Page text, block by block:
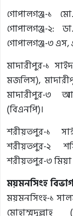
গোপালগঞ্জ-১
গোপালগঞ্জ-২:
গোপালগঞ্জ-৩ এস,
মাদারীপুর-১
মজলিস),
মাদারীপুর-৩
(বিএনপি)।
শরীয়তপুর-১
শরীয়তপুর-২
শরীয়তপুর-৩
ময়মনসিংহ
ময়মনসিংহ-১